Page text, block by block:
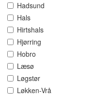
Hadsund
Hals
Hirtshals
Hjørring
Hobro
Læsø
Løgstør
Løkken-Vrå